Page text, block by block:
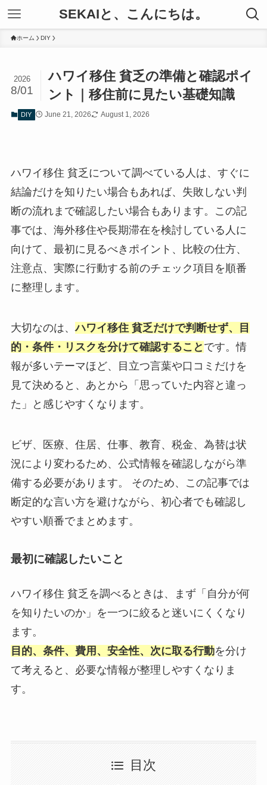
SEKAIと、こんにちは。
ホーム DIY
ハワイ移住 貧乏の準備と確認ポイ
ント｜移住前に見たい基礎知識
2026
8/01
DIY June 21, 2026 August 1, 2026
ハワイ移住 貧乏について調べている人は、すぐに
結論だけを知りたい場合もあれば、失敗しない判
断の流れまで確認したい場合もあります。この記
事では、海外移住や長期滞在を検討している人に
向けて、最初に見るべきポイント、比較の仕方、
注意点、実際に行動する前のチェック項目を順番
に整理します。
大切なのは、ハワイ移住 貧乏だけで判断せず、目
的・条件・リスクを分けて確認すること です。情
報が多いテーマほど、目立つ言葉や口コミだけを
見て決めると、あとから「思っていた内容と違っ
た」と感じやすくなります。
ビザ、医療、住居、仕事、教育、税金、為替は状
況により変わるため、公式情報を確認しながら準
備する必要があります。 そのため、この記事では
断定的な言い方を避けながら、初心者でも確認し
やすい順番でまとめます。
最初に確認したいこと
ハワイ移住 貧乏を調べるときは、まず「自分が何
を知りたいのか」を一つに絞ると迷いにくくなり
ます。
目的、条件、費用、安全性、次に取る行動を分け
て考えると、必要な情報が整理しやすくなりま
す。
目次